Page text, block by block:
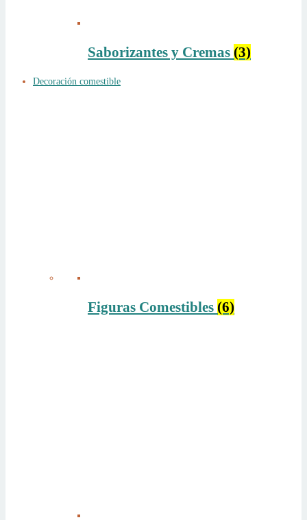
Saborizantes y Cremas (3)
Decoración comestible
Figuras Comestibles (6)